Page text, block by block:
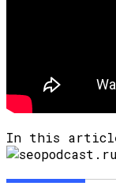
In this